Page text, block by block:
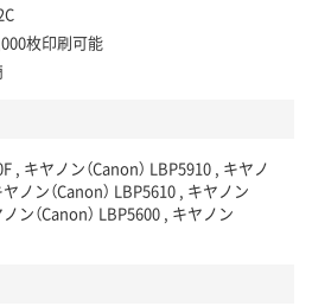
枚印刷可能
, キヤノン（Canon） LBP5910 , キヤノ
ノン（Canon） LBP5610 , キヤノン
ン（Canon） LBP5600 , キヤノン